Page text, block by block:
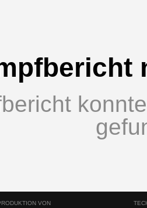
VON